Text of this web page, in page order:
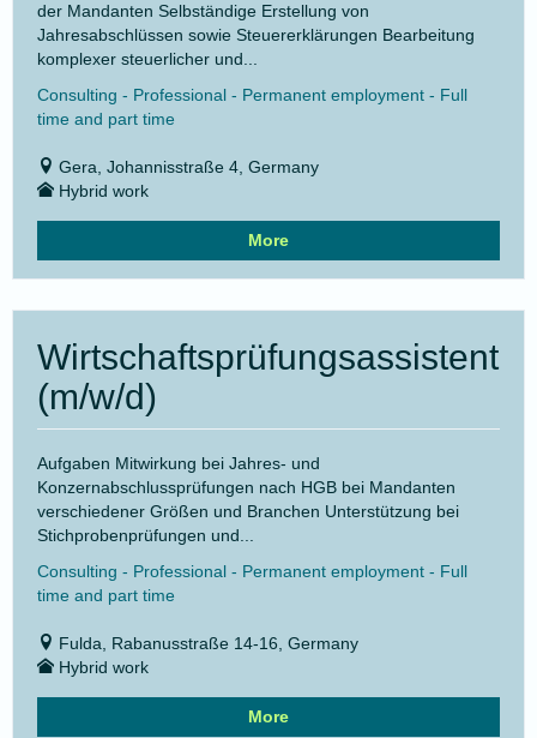
der Mandanten Selbständige Erstellung von
Jahresabschlüssen sowie Steuererklärungen Bearbeitung
komplexer steuerlicher und...
Consulting - Professional - Permanent employment - Full
time and part time
Gera, Johannisstraße 4, Germany
Hybrid work
More
Wirtschaftsprüfungsassistent
(m/w/d)
Aufgaben Mitwirkung bei Jahres- und
Konzernabschlussprüfungen nach HGB bei Mandanten
verschiedener Größen und Branchen Unterstützung bei
Stichprobenprüfungen und...
Consulting - Professional - Permanent employment - Full
time and part time
Fulda, Rabanusstraße 14-16, Germany
Hybrid work
More